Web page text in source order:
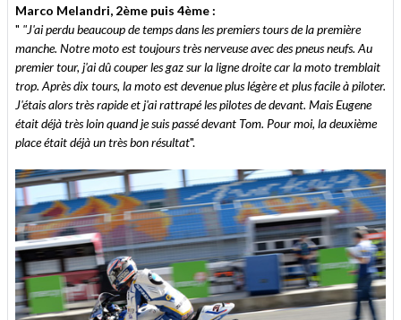
Marco Melandri, 2ème puis 4ème :
" "J'ai perdu beaucoup de temps dans les premiers tours de la première
manche. Notre moto est toujours très nerveuse avec des pneus neufs. Au
premier tour, j'ai dû couper les gaz sur la ligne droite car la moto tremblait
trop. Après dix tours, la moto est devenue plus légère et plus facile à piloter.
J'étais alors très rapide et j'ai rattrapé les pilotes de devant. Mais Eugene
était déjà très loin quand je suis passé devant Tom. Pour moi, la deuxième
place était déjà un très bon résultat".